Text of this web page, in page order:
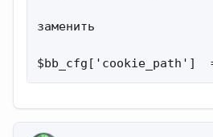
заменить